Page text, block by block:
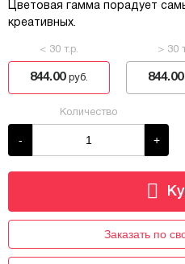
Цветовая гамма порадует
креативных.
< 30 т.р.
844.00руб.
> 30
844.00
Количество
- +
Заказать по